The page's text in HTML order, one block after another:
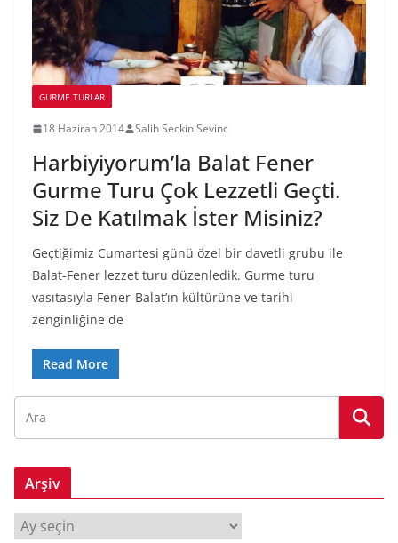
GURME TURLAR
18 Haziran 2014 Salih Seckin Sevinc
Harbiyiyorum’la Balat Fener
Gurme Turu Çok Lezzetli Geçti.
Siz De Katılmak İster Misiniz?
Geçtiğimiz Cumartesi günü özel bir davetli grubu ile
Balat-Fener lezzet turu düzenledik. Gurme turu
vasıtasıyla Fener-Balat’ın kültürüne ve tarihi
zenginliğine de
Read More
Arşiv